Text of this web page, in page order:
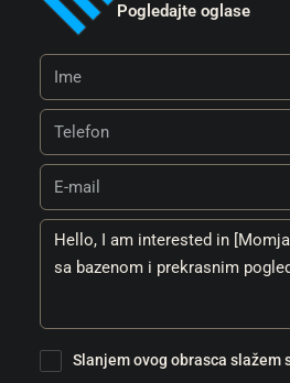
Pogledajte oglase
Slanjem ovog obrasca slažem